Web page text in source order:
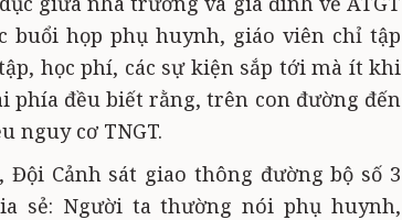
buổi họp phụ huynh, giáo viên chỉ tập
học phí, các sự kiện sắp tới mà ít khi
phía đều biết rằng, trên con đường đến
nguy cơ TNGT.
Cảnh sát giao thông đường bộ số 3
sẻ: Người ta thường nói phụ huynh,